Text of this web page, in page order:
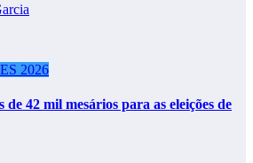
2026
42 mil mesários para as eleições de